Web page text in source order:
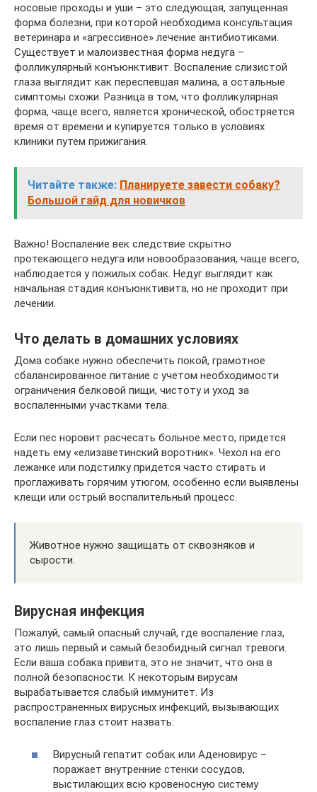
носовые проходы и уши – это следующая, запущенная
форма болезни, при которой необходима консультация
ветеринара и «агрессивное» лечение антибиотиками.
Существует и малоизвестная форма недуга –
фолликулярный конъюнктивит. Воспаление слизистой
глаза выглядит как переспевшая малина, а остальные
симптомы схожи. Разница в том, что фолликулярная
форма, чаще всего, является хронической, обостряется
время от времени и купируется только в условиях
клиники путем прижигания.
Читайте также: Планируете завести собаку?
Большой гайд для новичков
Важно! Воспаление век следствие скрытно
протекающего недуга или новообразования, чаще всего,
наблюдается у пожилых собак. Недуг выглядит как
начальная стадия конъюнктивита, но не проходит при
лечении.
Что делать в домашних условиях
Дома собаке нужно обеспечить покой, грамотное
сбалансированное питание с учетом необходимости
ограничения белковой пищи, чистоту и уход за
воспаленными участками тела.
Если пес норовит расчесать больное место, придется
надеть ему «елизаветинский воротник». Чехол на его
лежанке или подстилку придется часто стирать и
проглаживать горячим утюгом, особенно если выявлены
клещи или острый воспалительный процесс.
Животное нужно защищать от сквозняков и
сырости.
Вирусная инфекция
Пожалуй, самый опасный случай, где воспаление глаз,
это лишь первый и самый безобидный сигнал тревоги.
Если ваша собака привита, это не значит, что она в
полной безопасности. К некоторым вирусам
вырабатывается слабый иммунитет. Из
распространенных вирусных инфекций, вызывающих
воспаление глаз стоит назвать:
Вирусный гепатит собак или Аденовирус –
поражает внутренние стенки сосудов,
выстилающих всю кровеносную систему